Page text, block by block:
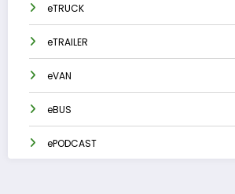
eTRUCK
eTRAILER
eVAN
eBUS
ePODCAST